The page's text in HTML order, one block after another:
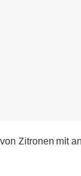
𑢩itronen m𝗂t